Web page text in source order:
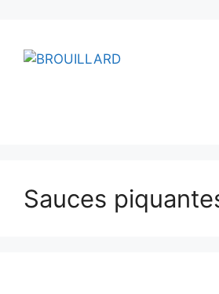
contenu
Sauces